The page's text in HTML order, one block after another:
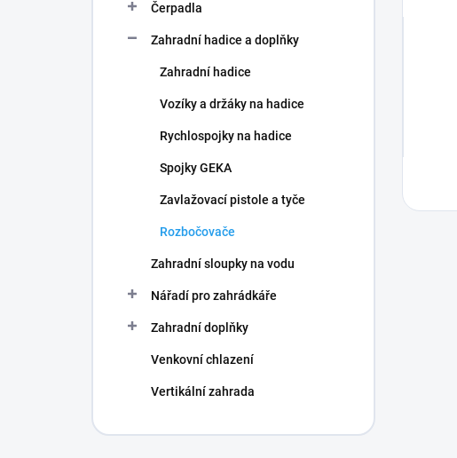
Čerpadla
Zahradní hadice a doplňky
Zahradní hadice
Vozíky a držáky na hadice
Rychlospojky na hadice
Spojky GEKA
Zavlažovací pistole a tyče
Rozbočovače
Zahradní sloupky na vodu
Nářadí pro zahrádkáře
Zahradní doplňky
Venkovní chlazení
Vertikální zahrada